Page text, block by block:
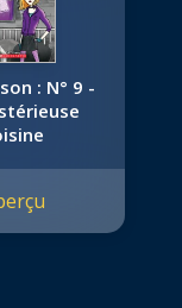
: N° 9 -